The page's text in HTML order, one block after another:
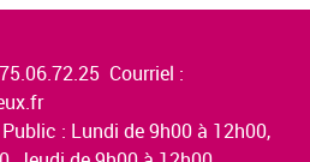
Courriel :
: Lundi de 9h00 à 12h00,